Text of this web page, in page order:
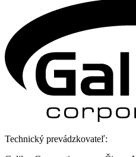
Technický prevádzkovateľ: